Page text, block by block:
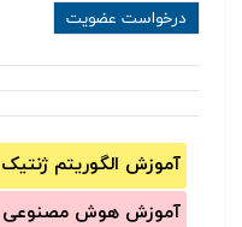
آموزش الگوریتم ژنتیک
آموزش‌ هوش مصنوعی